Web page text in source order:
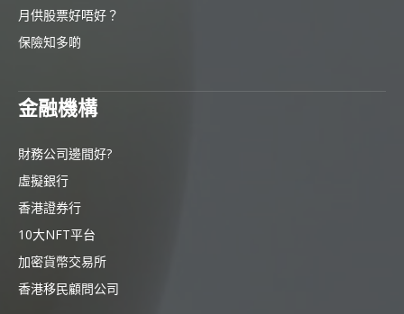
月供股票好唔好？
保險知多啲
金融機構
財務公司邊間好?
虛擬銀行
香港證券行
10大NFT平台
加密貨幣交易所
香港移民顧問公司